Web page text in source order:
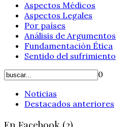
Aspectos Médicos
Aspectos Legales
Por países
Análisis de Argumentos
Fundamentación Ética
Sentido del sufrimiento
0
Noticias
Destacados anteriores